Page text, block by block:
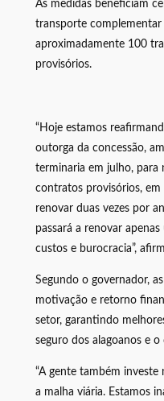
As medidas beneficiam
transporte complementar
aproximadamente 100
provisórios.
“Hoje estamos
outorga da concessão,
terminaria em julho, para
contratos provisórios,
renovar duas vezes por
passará a renovar
custos e burocracia”,
Segundo o governador,
motivação e retorno
setor, garantindo
seguro dos alagoanos e
“A gente também investe
a malha viária. Estamos